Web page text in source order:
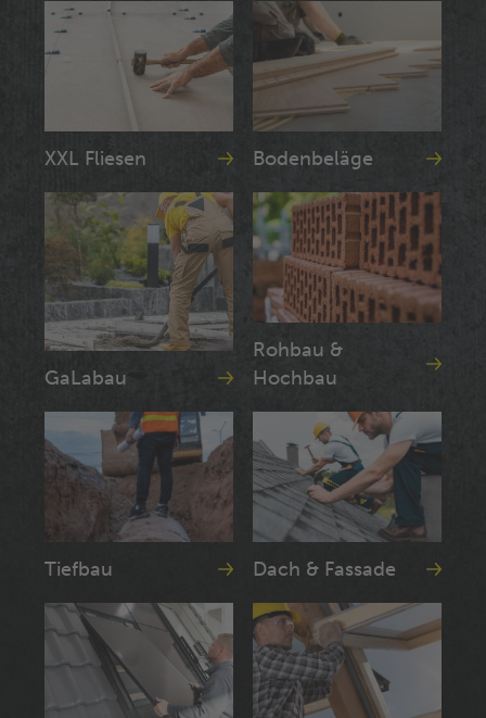
XXL Fliesen Bodenbeläge
GaLabau
Rohbau &
Hochbau
Tiefbau Dach & Fassade